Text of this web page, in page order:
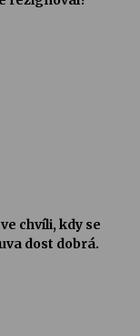
chvíli, kdy se
dost dobrá.